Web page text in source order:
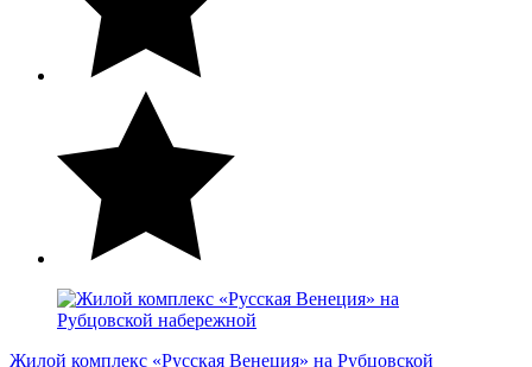
Жилой комплекс «Русская Венеция» на Рубцовской